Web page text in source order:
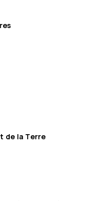
de la Terre